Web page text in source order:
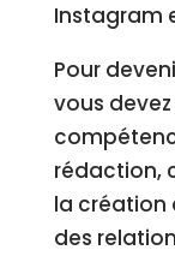
Instagram
Pour
vous
rédaction,
la création
des